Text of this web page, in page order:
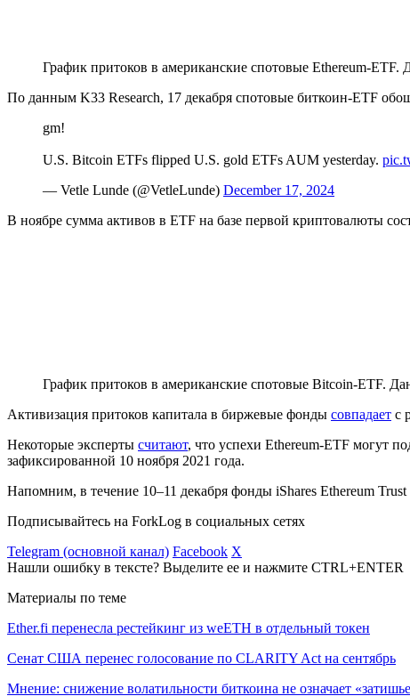
График притоков в американские спотовые Ethereum-ETF.
По данным K33 Research, 17 декабря спотовые биткоин-ETF
gm!
U.S. Bitcoin ETFs flipped U.S. gold ETFs AUM yesterday.
— Vetle Lunde (@VetleLunde) December 17, 2024
В ноябре сумма активов в ETF на базе первой криптовалюты
График притоков в американские спотовые Bitcoin-ETF.
Активизация притоков капитала в биржевые фонды совпадает с
Некоторые эксперты считают, что успехи Ethereum-ETF могут
зафиксированной 10 ноября 2021 года.
Напомним, в течение 10–11 декабря фонды iShares Ethereum
Подписывайтесь на ForkLog в социальных сетях
Telegram (основной канал) Facebook X
Нашли ошибку в тексте? Выделите ее и нажмите CTRL+ENTER
Материалы по теме
Ether.fi перенесла рестейкинг из weETH в отдельный токен
Сенат США перенес голосование по CLARITY Act на сентябрь
Мнение: снижение волатильности биткоина не означает